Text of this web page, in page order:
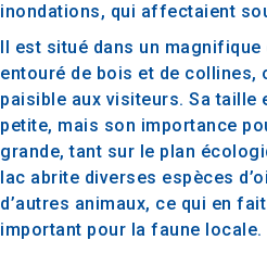
inondations, qui affectaient
Il est situé dans un magnifique
entouré de bois et de collines,
paisible aux visiteurs. Sa taille
petite, mais son importance
grande, tant sur le plan
lac abrite diverses espèces
d’autres animaux, ce qui en
important pour la faune locale.